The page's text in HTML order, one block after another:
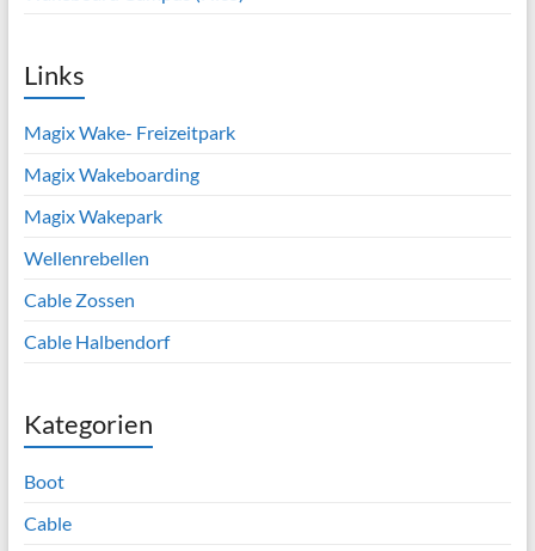
Links
Magix Wake- Freizeitpark
Magix Wakeboarding
Magix Wakepark
Wellenrebellen
Cable Zossen
Cable Halbendorf
Kategorien
Boot
Cable